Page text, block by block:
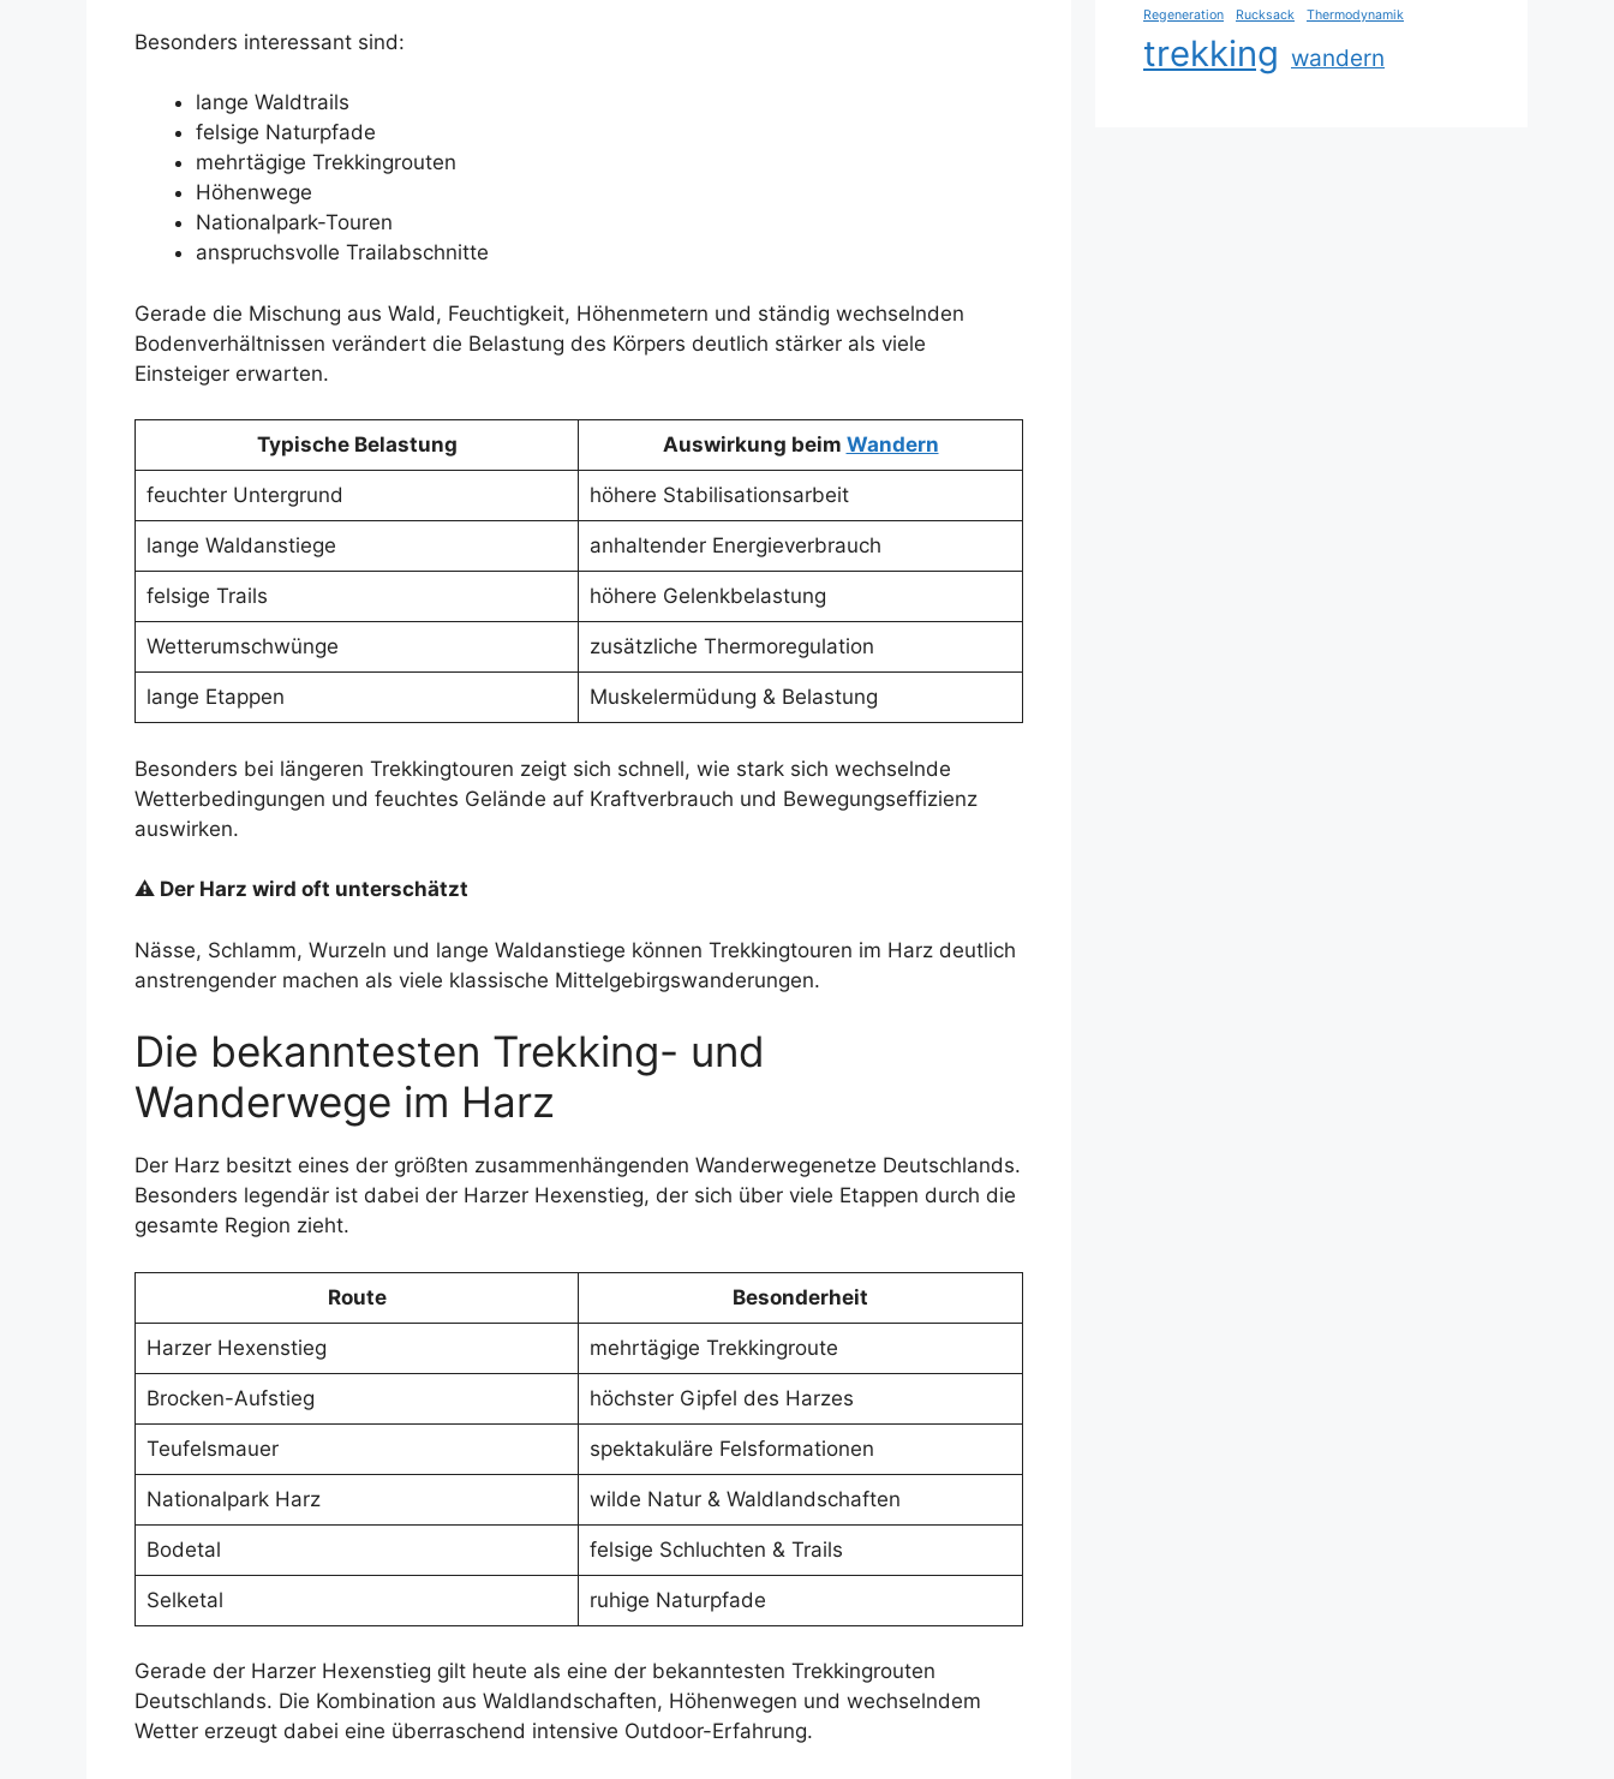
Besonders interessant sind:
lange Waldtrails
felsige Naturpfade
mehrtägige Trekkingrouten
Höhenwege
Nationalpark-Touren
anspruchsvolle Trailabschnitte
Gerade die Mischung aus Wald, Feuchtigkeit, Höhenmetern und ständig wechselnden
Bodenverhältnissen verändert die Belastung des Körpers deutlich stärker als viele
Einsteiger erwarten.
Typische Belastung Auswirkung beim Wandern
feuchter Untergrund höhere Stabilisationsarbeit
lange Waldanstiege anhaltender Energieverbrauch
felsige Trails höhere Gelenkbelastung
Wetterumschwünge zusätzliche Thermoregulation
lange Etappen Muskelermüdung & Belastung
Besonders bei längeren Trekkingtouren zeigt sich schnell, wie stark sich wechselnde
Wetterbedingungen und feuchtes Gelände auf Kraftverbrauch und Bewegungseffizienz
auswirken.
⚠ Der Harz wird oft unterschätzt
Nässe, Schlamm, Wurzeln und lange Waldanstiege können Trekkingtouren im Harz deutlich
anstrengender machen als viele klassische Mittelgebirgswanderungen.
Die bekanntesten Trekking- und
Wanderwege im Harz
Der Harz besitzt eines der größten zusammenhängenden Wanderwegenetze Deutschlands.
Besonders legendär ist dabei der Harzer Hexenstieg, der sich über viele Etappen durch die
gesamte Region zieht.
Route Besonderheit
Harzer Hexenstieg mehrtägige Trekkingroute
Brocken-Aufstieg höchster Gipfel des Harzes
Teufelsmauer spektakuläre Felsformationen
Nationalpark Harz wilde Natur & Waldlandschaften
Bodetal felsige Schluchten & Trails
Selketal ruhige Naturpfade
Gerade der Harzer Hexenstieg gilt heute als eine der bekanntesten Trekkingrouten
Deutschlands. Die Kombination aus Waldlandschaften, Höhenwegen und wechselndem
Wetter erzeugt dabei eine überraschend intensive Outdoor-Erfahrung.
Regeneration Rucksack Thermodynamik
trekking wandern